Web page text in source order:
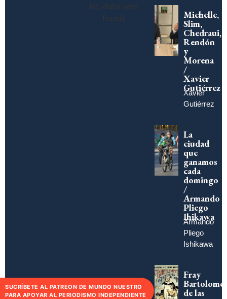
No data was
found
Michelle,
Slim,
Chedraui,
Rendón
y
Morena
/
Xavier
Gutiérrez
Xavier
Gutiérrez
La
ciudad
que
ganamos
cada
domingo
/
Armando
Pliego
Ihikawa
Armando
Pliego
Ishikawa
Fray
Bartolomé
de las
SUCRÍBETE AL PATREON DE MUNDO NUESTRO
PARA APOYAR AL PERIODISMO INDEPENDIENTE